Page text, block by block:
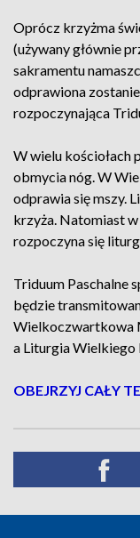
Oprócz krzyżma
(używany głównie
sakramentu
odprawiona
rozpoczynająca
W wielu kościołach
obmycia nóg. W
odprawia się mszy.
krzyża. Natomiast
rozpoczyna się
Triduum Paschalne
będzie
Wielkoczwartkowa
a Liturgia Wielkiego
OBEJRZYJ CAŁY